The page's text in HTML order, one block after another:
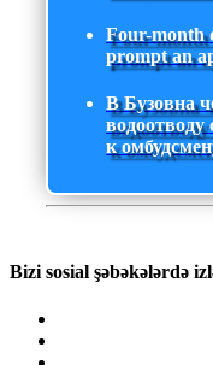
Four-month
prompt an
В Бузовна
к
Bizi sosial şəbəkələrdə